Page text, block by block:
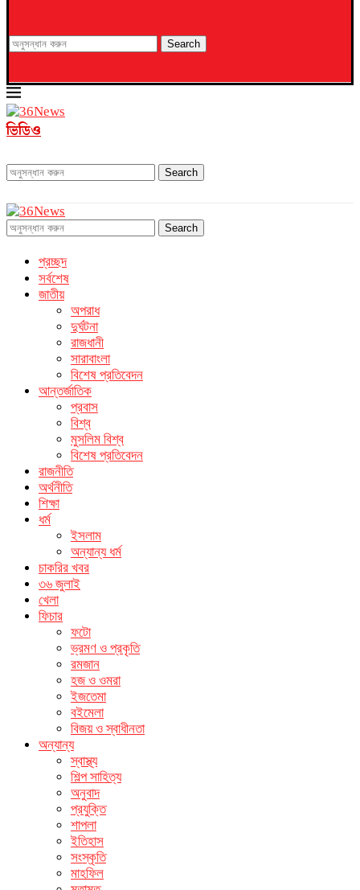
Search
ভিডিও
Search
Search
প্রচ্ছদ
সর্বশেষ
জাতীয়
অপরাধ
দুর্ঘটনা
রাজধানী
সারাবাংলা
বিশেষ প্রতিবেদন
আন্তর্জাতিক
প্রবাস
বিশ্ব
মুসলিম বিশ্ব
বিশেষ প্রতিবেদন
রাজনীতি
অর্থনীতি
শিক্ষা
ধর্ম
ইসলাম
অন্যান্য ধর্ম
চাকরির খবর
৩৬ জুলাই
খেলা
ফিচার
ফটো
ভ্রমণ ও প্রকৃতি
রমজান
হজ ও ওমরা
ইজতেমা
বইমেলা
বিজয় ও স্বাধীনতা
অন্যান্য
স্বাস্থ্য
শিল্প সাহিত্য
অনুবাদ
প্রযুক্তি
শাপলা
ইতিহাস
সংস্কৃতি
মাহফিল